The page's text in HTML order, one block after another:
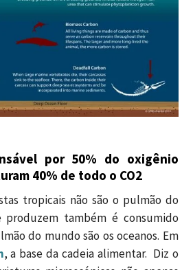
por 50% do oxigênio
40% de todo o CO2
tropicais não são o pulmão do
produzem também é consumido
do mundo são os oceanos. Em
, a base da cadeia alimentar. Diz o